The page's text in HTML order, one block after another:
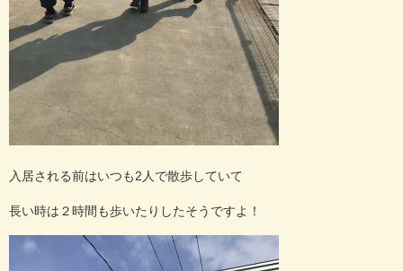
入居される前はいつも2人で散歩していて
長い時は２時間も歩いたりしたそうですよ！